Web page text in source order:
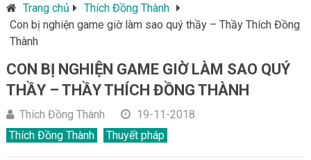
Trang chủ
Thích Đồng Thành
Con bị nghiện game giờ làm sao quý thầy – Thầy Thích Đồng
Thành
CON BỊ NGHIỆN GAME GIỜ LÀM SAO QUÝ
THẦY – THẦY THÍCH ĐỒNG THÀNH
Thích Đồng Thành
19-11-2018
Thích Đồng Thành
Thuyết pháp